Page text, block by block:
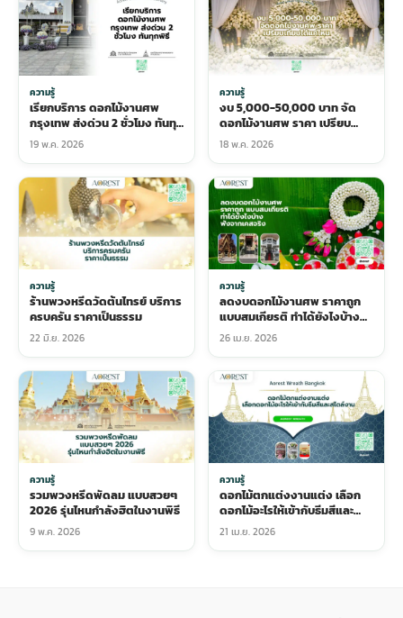
ความรู้
เรียกบริการ ดอกไม้งานศพ
กรุงเทพ ส่งด่วน 2 ชั่วโมง ทันทุก
พิธี
19 พ.ค. 2026
ความรู้
งบ 5,000-50,000 บาท จัด
ดอกไม้งานศพ ราคา เปรียบ
เทียบได้แค่ไหน
18 พ.ค. 2026
ความรู้
ร้านพวงหรีดวัดต้นไทรย์ บริการ
ครบครัน ราคาเป็นธรรม
22 มิ.ย. 2026
ความรู้
ลดงบดอกไม้งานศพ ราคาถูก
แบบสมเกียรติ ทำได้ยังไงบ้าง
ฟังจากเคสจริง
26 เม.ย. 2026
ความรู้
รวมพวงหรีดพัดลม แบบสวยๆ
2026 รุ่นไหนกำลังฮิตในงานพิธี
9 พ.ค. 2026
ความรู้
ดอกไม้ตกแต่งงานแต่ง เลือก
ดอกไม้อะไรให้เข้ากับธีมสีและ
สไตล์งาน
21 เม.ย. 2026